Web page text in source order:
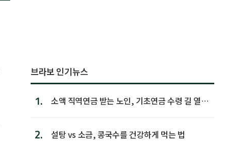
브라보 인기뉴스
1.
소액 직역연금 받는 노인, 기초연금 수령 길 열린
2. 설탕 vs 소금, 콩국수를 건강하게 먹는 법